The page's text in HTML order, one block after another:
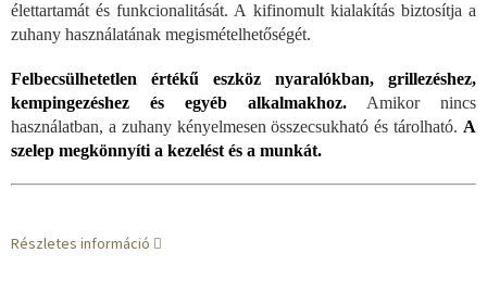
élettartamát és funkcionalitását. A kifinomult kialakítás biztosítja a
zuhany használatának megismételhetőségét.
Felbecsülhetetlen értékű eszköz nyaralókban, grillezéshez,
kempingezéshez és egyéb alkalmakhoz. Amikor nincs
használatban, a zuhany kényelmesen összecsukható és tárolható. A
szelep megkönnyíti a kezelést és a munkát.
Részletes információ